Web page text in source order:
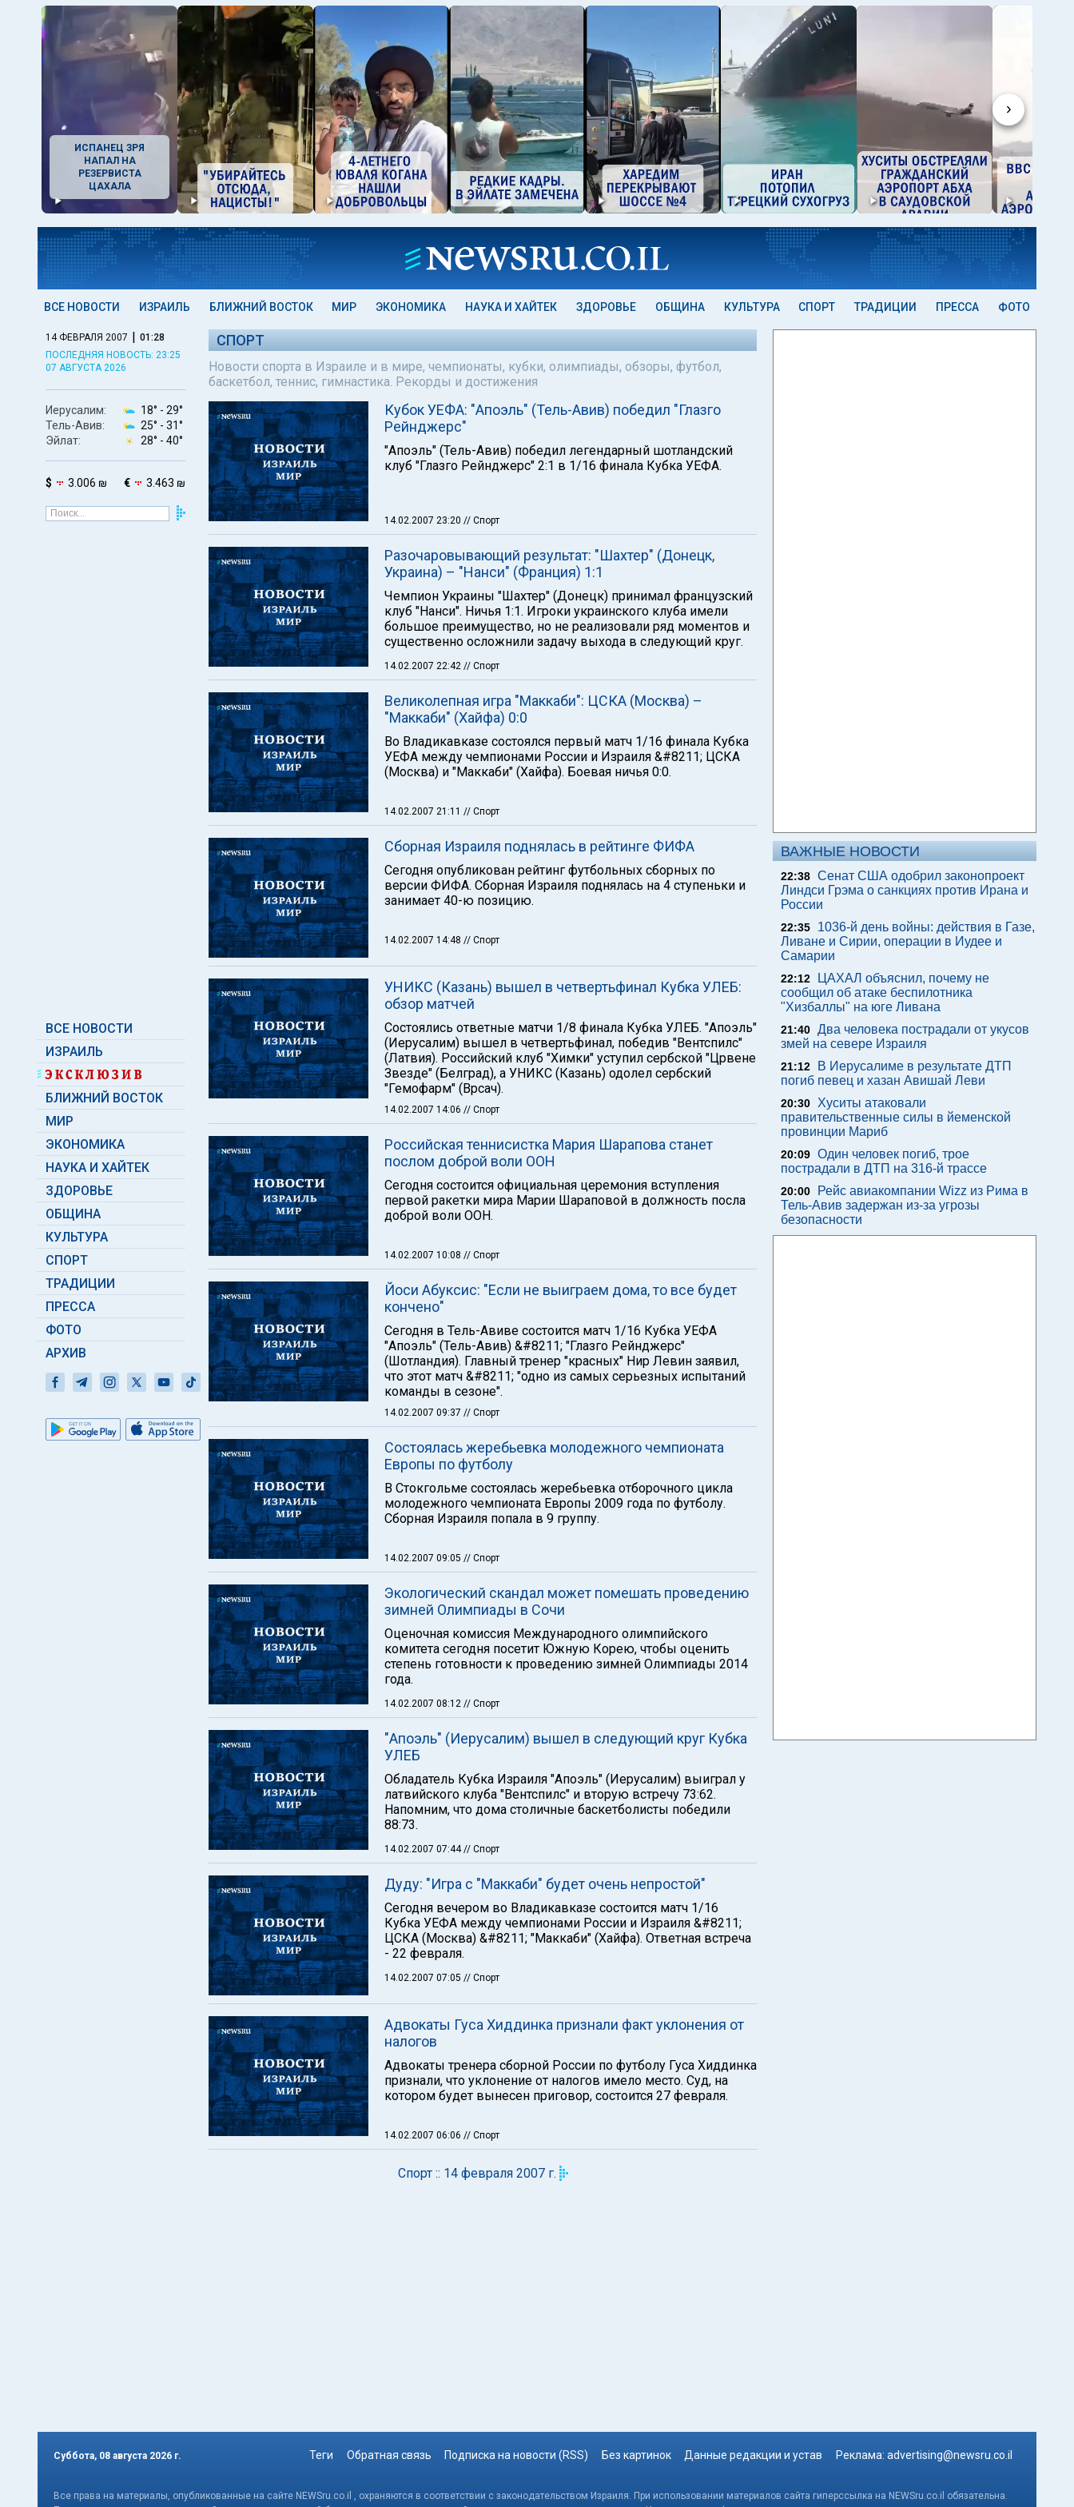
›
ИСПАНЕЦ ЗРЯ
НАПАЛ НА
РЕЗЕРВИСТА
ЦАХАЛА
ВСЕ НОВОСТИ ИЗРАИЛЬ БЛИЖНИЙ ВОСТОК МИР ЭКОНОМИКА НАУКА И ХАЙТЕК ЗДОРОВЬЕ ОБЩИНА КУЛЬТУРА СПОРТ ТРАДИЦИИ ПРЕССА ФОТО
14 ФЕВРАЛЯ 2007 | 01:28
ПОСЛЕДНЯЯ НОВОСТЬ: 23:25
07 АВГУСТА 2026
Иерусалим: 18° - 29°
Тель-Авив:
25° - 31°
Эйлат:
28° - 40°
$ 3.006 ₪ € 3.463 ₪
ВСЕ НОВОСТИ
ИЗРАИЛЬ
БЛИЖНИЙ ВОСТОК
МИР
ЭКОНОМИКА
НАУКА И ХАЙТЕК
ЗДОРОВЬЕ
ОБЩИНА
КУЛЬТУРА
СПОРТ
ТРАДИЦИИ
ПРЕССА
ФОТО
АРХИВ
СПОРТ
Новости спорта в Израиле и в мире, чемпионаты, кубки, олимпиады, обзоры, футбол,
баскетбол, теннис, гимнастика. Рекорды и достижения
Кубок УЕФА: "Апоэль" (Тель-Авив) победил "Глазго
Рейнджерс"
"Апоэль" (Тель-Авив) победил легендарный шотландский
клуб "Глазго Рейнджерс" 2:1 в 1/16 финала Кубка УЕФА.
14.02.2007 23:20 // Спорт
Разочаровывающий результат: "Шахтер" (Донецк,
Украина) – "Нанси" (Франция) 1:1
Чемпион Украины "Шахтер" (Донецк) принимал французский
клуб "Нанси". Ничья 1:1. Игроки украинского клуба имели
большое преимущество, но не реализовали ряд моментов и
существенно осложнили задачу выхода в следующий круг.
14.02.2007 22:42 // Спорт
Великолепная игра "Маккаби": ЦСКА (Москва) –
"Маккаби" (Хайфа) 0:0
Во Владикавказе состоялся первый матч 1/16 финала Кубка
УЕФА между чемпионами России и Израиля &#8211; ЦСКА
(Москва) и "Маккаби" (Хайфа). Боевая ничья 0:0.
14.02.2007 21:11 // Спорт
Сборная Израиля поднялась в рейтинге ФИФА
Сегодня опубликован рейтинг футбольных сборных по
версии ФИФА. Сборная Израиля поднялась на 4 ступеньки и
занимает 40-ю позицию.
14.02.2007 14:48 // Спорт
УНИКС (Казань) вышел в четвертьфинал Кубка УЛЕБ:
обзор матчей
Состоялись ответные матчи 1/8 финала Кубка УЛЕБ. "Апоэль"
(Иерусалим) вышел в четвертьфинал, победив "Вентспилс"
(Латвия). Российский клуб "Химки" уступил сербской "Црвене
Звезде" (Белград), а УНИКС (Казань) одолел сербский
"Гемофарм" (Врсач).
14.02.2007 14:06 // Спорт
Российская теннисистка Мария Шарапова станет
послом доброй воли ООН
Сегодня состоится официальная церемония вступления
первой ракетки мира Марии Шараповой в должность посла
доброй воли ООН.
14.02.2007 10:08 // Спорт
Йоси Абуксис: "Если не выиграем дома, то все будет
кончено"
Сегодня в Тель-Авиве состоится матч 1/16 Кубка УЕФА
"Апоэль" (Тель-Авив) &#8211; "Глазго Рейнджерс"
(Шотландия). Главный тренер "красных" Нир Левин заявил,
что этот матч &#8211; "одно из самых серьезных испытаний
команды в сезоне".
14.02.2007 09:37 // Спорт
Состоялась жеребьевка молодежного чемпионата
Европы по футболу
В Стокгольме состоялась жеребьевка отборочного цикла
молодежного чемпионата Европы 2009 года по футболу.
Сборная Израиля попала в 9 группу.
14.02.2007 09:05 // Спорт
Экологический скандал может помешать проведению
зимней Олимпиады в Сочи
Оценочная комиссия Международного олимпийского
комитета сегодня посетит Южную Корею, чтобы оценить
степень готовности к проведению зимней Олимпиады 2014
года.
14.02.2007 08:12 // Спорт
"Апоэль" (Иерусалим) вышел в следующий круг Кубка
УЛЕБ
Обладатель Кубка Израиля "Апоэль" (Иерусалим) выиграл у
латвийского клуба "Вентспилс" и вторую встречу 73:62.
Напомним, что дома столичные баскетболисты победили
88:73.
14.02.2007 07:44// Спорт
Дуду: "Игра с "Маккаби" будет очень непростой"
Сегодня вечером во Владикавказе состоится матч 1/16
Кубка УЕФА между чемпионами России и Израиля &#8211;
ЦСКА (Москва) &#8211; "Маккаби" (Хайфа). Ответная встреча
- 22 февраля.
14.02.2007 07:05 // Спорт
Адвокаты Гуса Хиддинка признали факт уклонения от
налогов
Адвокаты тренера сборной России по футболу Гуса Хиддинка
признали, что уклонение от налогов имело место. Суд, на
котором будет вынесен приговор, состоится 27 февраля.
14.02.2007 06:06 // Спорт
Спорт :: 14 февраля 2007 г.
ВАЖНЫЕ НОВОСТИ
22:38 Сенат США одобрил законопроект
Линдси Грэма о санкциях против Ирана и
России
22:35
1036-й день войны: действия в Газе,
Ливане и Сирии, операции в Иудее и
Самарии
22:12
ЦАХАЛ объяснил, почему не
сообщил об атаке беспилотника
"Хизбаллы" на юге Ливана
21:40 Два человека пострадали от укусов
змей на севере Израиля
21:12
В Иерусалиме в результате ДТП
погиб певец и хазан Авишай Леви
20:30
Хуситы атаковали
правительственные силы в йеменской
провинции Мариб
20:09 Один человек погиб, трое
пострадали в ДТП на 316-й трассе
20:00
Рейс авиакомпании Wizz из Рима в
Тель-Авив задержан из-за угрозы
безопасности
Суббота, 08 августа 2026 г. Теги Обратная связь Подписка на новости (RSS) Без картинок Данные редакции и устав Реклама: advertising@newsru.co.il
Все права на материалы, опубликованные на сайте NEWSru.co.il , охраняются в соответствии с законодательством Израиля. При использовании материалов сайта гиперссылка на NEWSru.co.il обязательна.